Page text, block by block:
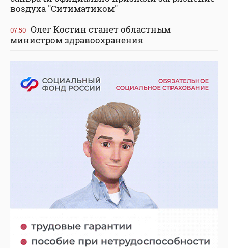
воздуха "Ситиматиком"
07:50 Олег Костин станет областным
министром здравоохранения